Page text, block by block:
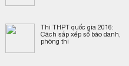
Thi THPT quốc gia 2016:
Cách sắp xếp số báo danh,
phòng thi